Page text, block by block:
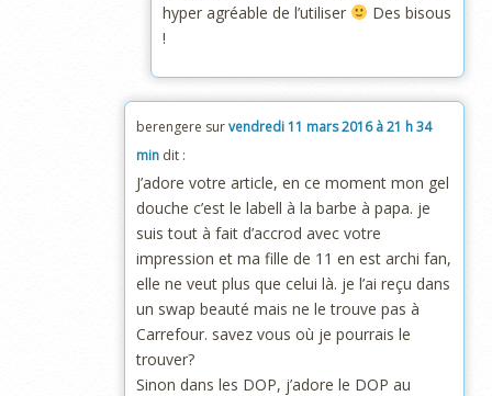
hyper agréable de l’utiliser
Des bisous
!
berengere survendredi 11 mars 2016 à 21 h 34
min dit :
J’adore votre article, en ce moment mon gel
douche c’est le labell à la barbe à papa. je
suis tout à fait d’accrod avec votre
impression et ma fille de 11 en est archi fan,
elle ne veut plus que celui là. je l’ai reçu dans
un swap beauté mais ne le trouve pas à
Carrefour. savez vous où je pourrais le
trouver?
Sinon dans les DOP, j’adore le DOP au